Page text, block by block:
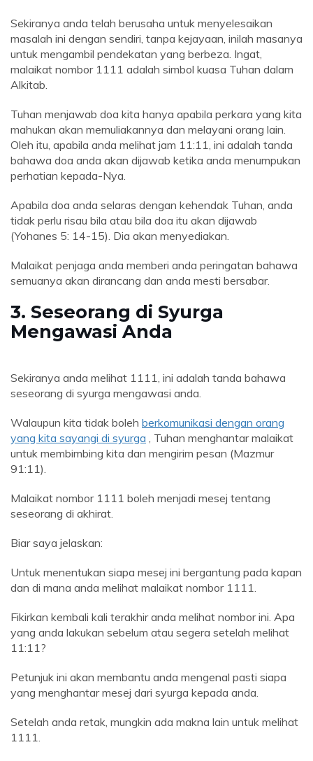
Sekiranya anda telah berusaha untuk menyelesaikan
masalah ini dengan sendiri, tanpa kejayaan, inilah masanya
untuk mengambil pendekatan yang berbeza. Ingat,
malaikat nombor 1111 adalah simbol kuasa Tuhan dalam
Alkitab.
Tuhan menjawab doa kita hanya apabila perkara yang kita
mahukan akan memuliakannya dan melayani orang lain.
Oleh itu, apabila anda melihat jam 11:11, ini adalah tanda
bahawa doa anda akan dijawab ketika anda menumpukan
perhatian kepada-Nya.
Apabila doa anda selaras dengan kehendak Tuhan, anda
tidak perlu risau bila atau bila doa itu akan dijawab
(Yohanes 5: 14-15). Dia akan menyediakan.
Malaikat penjaga anda memberi anda peringatan bahawa
semuanya akan dirancang dan anda mesti bersabar.
3. Seseorang di Syurga
Mengawasi Anda
Sekiranya anda melihat 1111, ini adalah tanda bahawa
seseorang di syurga mengawasi anda.
Walaupun kita tidak boleh berkomunikasi dengan orang
yang kita sayangi di syurga , Tuhan menghantar malaikat
untuk membimbing kita dan mengirim pesan (Mazmur
91:11).
Malaikat nombor 1111 boleh menjadi mesej tentang
seseorang di akhirat.
Biar saya jelaskan:
Untuk menentukan siapa mesej ini bergantung pada kapan
dan di mana anda melihat malaikat nombor 1111.
Fikirkan kembali kali terakhir anda melihat nombor ini. Apa
yang anda lakukan sebelum atau segera setelah melihat
11:11?
Petunjuk ini akan membantu anda mengenal pasti siapa
yang menghantar mesej dari syurga kepada anda.
Setelah anda retak, mungkin ada makna lain untuk melihat
1111.